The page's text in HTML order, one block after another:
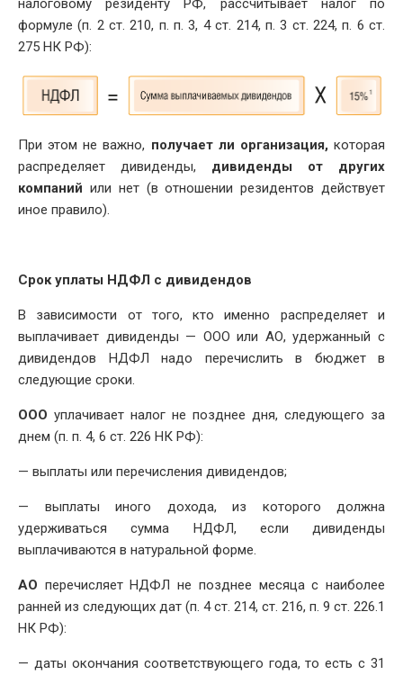
налоговому резиденту РФ, рассчитывает налог по
формуле (п. 2 ст. 210, п. п. 3, 4 ст. 214, п. 3 ст. 224, п. 6 ст.
275 НК РФ):
При этом не важно, получает ли организация, которая
распределяет дивиденды, дивиденды от других
компаний или нет (в отношении резидентов действует
иное правило).
Срок уплаты НДФЛ с дивидендов
В зависимости от того, кто именно распределяет и
выплачивает дивиденды — ООО или АО, удержанный с
дивидендов НДФЛ надо перечислить в бюджет в
следующие сроки.
ООО уплачивает налог не позднее дня, следующего за
днем (п. п. 4, 6 ст. 226 НК РФ):
— выплаты или перечисления дивидендов;
— выплаты иного дохода, из которого должна
удерживаться сумма НДФЛ, если дивиденды
выплачиваются в натуральной форме.
АО перечисляет НДФЛ не позднее месяца с наиболее
ранней из следующих дат (п. 4 ст. 214, ст. 216, п. 9 ст. 226.1
НК РФ):
— даты окончания соответствующего года, то есть с 31